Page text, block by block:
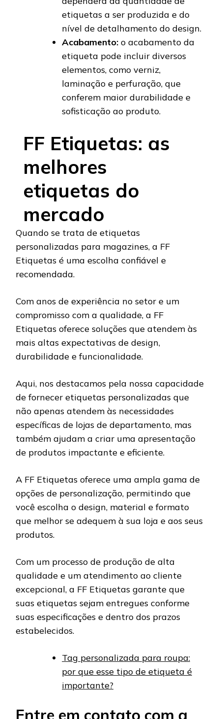
etiquetas a ser produzida e do
nível de detalhamento do design.
Acabamento: o acabamento da
etiqueta pode incluir diversos
elementos, como verniz,
laminação e perfuração, que
conferem maior durabilidade e
sofisticação ao produto.
FF Etiquetas: as
melhores
etiquetas do
mercado
Quando se trata de etiquetas
personalizadas para magazines, a FF
Etiquetas é uma escolha confiável e
recomendada.
Com anos de experiência no setor e um
compromisso com a qualidade, a FF
Etiquetas oferece soluções que atendem às
mais altas expectativas de design,
durabilidade e funcionalidade.
Aqui, nos destacamos pela nossa capacidade
de fornecer etiquetas personalizadas que
não apenas atendem às necessidades
específicas de lojas de departamento, mas
também ajudam a criar uma apresentação
de produtos impactante e eficiente.
A FF Etiquetas oferece uma ampla gama de
opções de personalização, permitindo que
você escolha o design, material e formato
que melhor se adequem à sua loja e aos seus
produtos.
Com um processo de produção de alta
qualidade e um atendimento ao cliente
excepcional, a FF Etiquetas garante que
suas etiquetas sejam entregues conforme
suas especificações e dentro dos prazos
estabelecidos.
Tag personalizada para roupa:
por que esse tipo de etiqueta é
importante?
Entre em contato com a